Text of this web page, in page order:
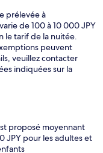
prélevée à
de 100 à 10 000 JPY
le tarif de la nuitée.
peuvent
veuillez contacter
indiquées sur la
proposé moyennant
JPY pour les adultes et